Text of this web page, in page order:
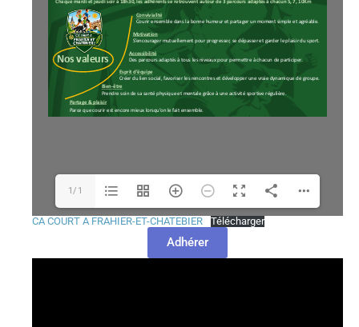
1/1
CA COURT A FRAHIER-ET-CHATEBIER Télécharger
Adhérer